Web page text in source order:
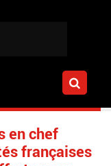
en chef
françaises